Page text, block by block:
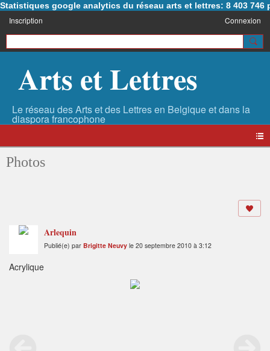
Statistiques google analytics du réseau arts et lettres: 8 403 746
Inscription Connexion
Arts et Lettres
Photos
Arlequin
Publié(e) par Brigitte Neuvy le 20 septembre 2010 à 3:12
Acrylique